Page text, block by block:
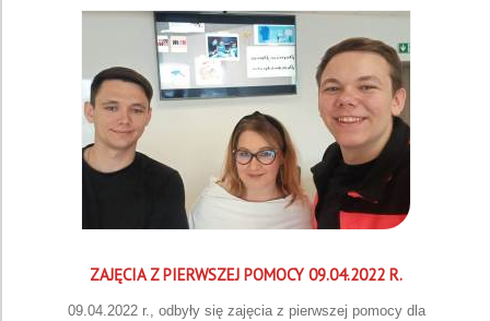
ZAJĘCIA Z PIERWSZEJ POMOCY 09.04.2022 R.
09.04.2022 r., odbyły się zajęcia z pierwszej pomocy dla